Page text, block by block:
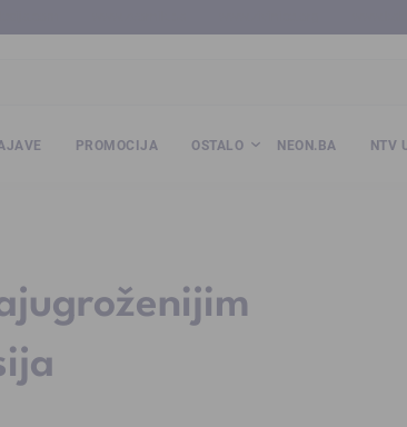
PROMOCIJA OSTALO NEON.BA NTV